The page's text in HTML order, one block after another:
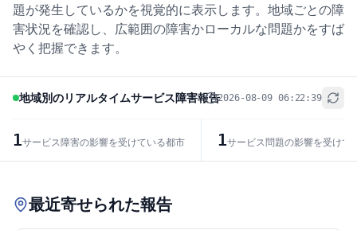
題が発生しているかを視覚的に表示します。地域ごとの障
害状況を確認し、広範囲の障害かローカルな問題かをすば
やく把握できます。
地域別のリアルタイムサービス障害報告2026-08-09 06:22:39
1サービス障害の影響を受けている都市 1サービス問題の影響を受けて
+
最近寄せられた報告